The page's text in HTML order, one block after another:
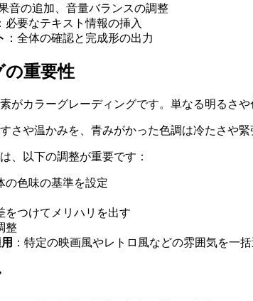
音の追加、音量バランスの調整
：必要なテキスト情報の挿入
：全体の確認と完成形の出力
の重要性
がカラーグレーディングです。単なる明るさ
さや温かみを、青みがかった色調は冷たさや
、以下の調整が重要です：
の色味の基準を設定
をつけてメリハリを出す
整
：特定の映画風やレトロ風などの雰囲気を一括